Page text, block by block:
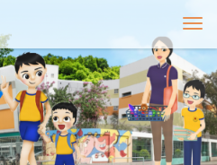
T
o
g
g
l
e
n